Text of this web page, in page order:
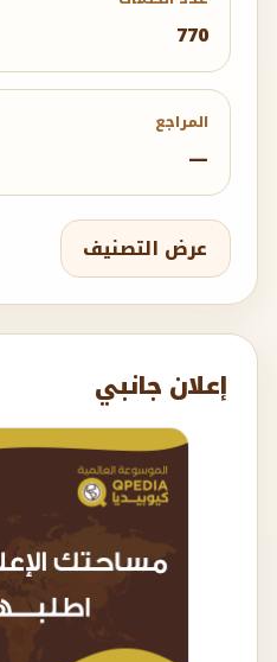
770
المراجع
—
عرض التصنيف
إعلان جانبي